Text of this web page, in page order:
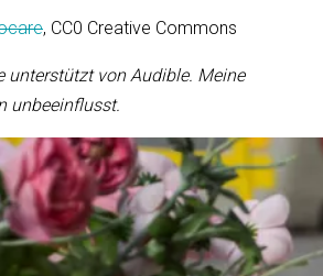
, CC0 Creative Commons
unterstützt von Audible. Meine
unbeeinflusst.